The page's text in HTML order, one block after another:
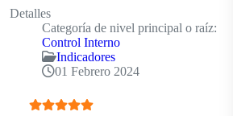
Detalles
Categoría de nivel principal o raíz:
Control Interno
Indicadores
01 Febrero 2024